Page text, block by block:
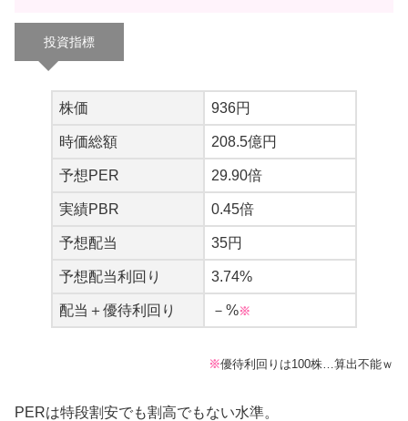
ウサギマン
投資指標
株価 936円
時価総額 208.5億円
予想PER 29.90倍
実績PBR 0.45倍
予想配当 35円
予想配当利回り 3.74%
配当＋優待利回り －%※
※優待利回りは100株…算出不能ｗ
PERは特段割安でも割高でもない水準。